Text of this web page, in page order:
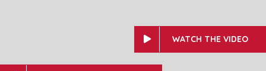
WATCH THE VIDEO